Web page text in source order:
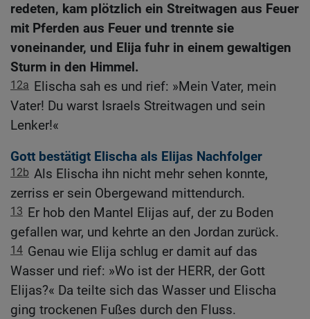
redeten, kam plötzlich ein Streitwagen aus Feuer
mit Pferden aus Feuer und trennte sie
voneinander, und Elija fuhr in einem gewaltigen
Sturm in den Himmel.
12a Elischa sah es und rief: »Mein Vater, mein
Vater! Du warst Israels Streitwagen und sein
Lenker!«
Gott bestätigt Elischa als Elijas Nachfolger
12b Als Elischa ihn nicht mehr sehen konnte,
zerriss er sein Obergewand mittendurch.
13 Er hob den Mantel Elijas auf, der zu Boden
gefallen war, und kehrte an den Jordan zurück.
14 Genau wie Elija schlug er damit auf das
Wasser und rief: »Wo ist der HERR, der Gott
Elijas?« Da teilte sich das Wasser und Elischa
ging trockenen Fußes durch den Fluss.